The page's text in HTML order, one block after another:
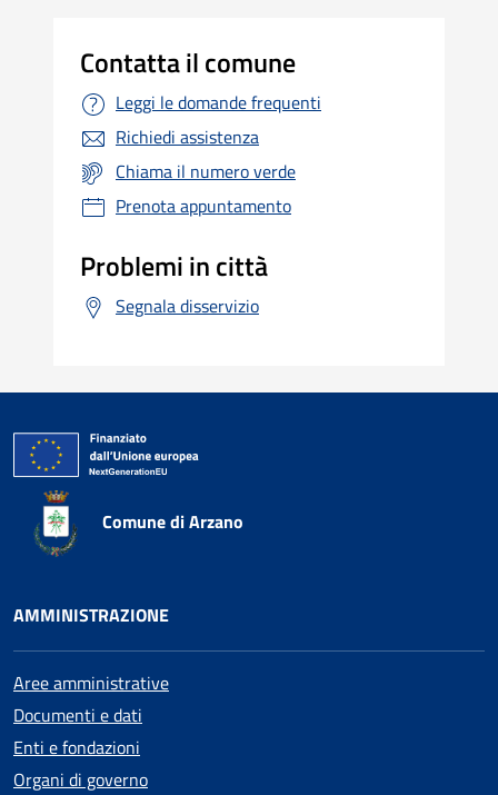
Contatta il comune
Leggi le domande frequenti
Richiedi assistenza
Chiama il numero verde
Prenota appuntamento
Problemi in città
Segnala disservizio
Comune di Arzano
AMMINISTRAZIONE
Aree amministrative
Documenti e dati
Enti e fondazioni
Organi di governo